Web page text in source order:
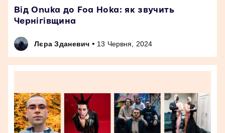
Від Onuka до Foa Hoka: як звучить
Чернігівщина
Лєра Зданевич • 13 Червня, 2024